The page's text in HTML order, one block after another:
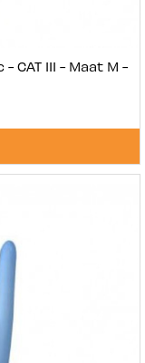
CAT III - Maat M -